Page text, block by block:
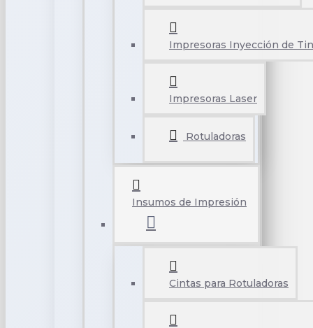
Impresoras Inyección de
Impresoras Laser
Rotuladoras
Insumos de Impresión
Cintas para Rotuladoras